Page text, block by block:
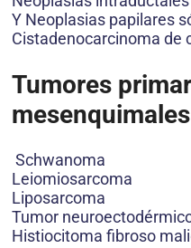
Y Neoplasias papilares
Cistadenocarcinoma de
Tumores
mesenquimales
Schwanoma
Leiomiosarcoma
Liposarcoma
Tumor
Histiocitoma fibroso